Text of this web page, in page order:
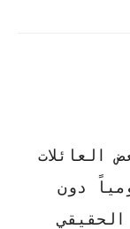
العائلات
دون